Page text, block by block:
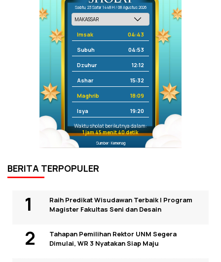
Sabtu, 23 Safar 1448 H / 08 Agustus 2026
Imsak 04:43
Subuh 04:53
Dzuhur 12:12
Ashar 15:32
Maghrib 18:09
Isya 19:20
Waktu sholat berikutnya dalam:
1 jam 45 menit 40 detik
Sumber: Kemenag
BERITA TERPOPULER
Raih Predikat Wisudawan Terbaik I Program
Magister Fakultas Seni dan Desain
Tahapan Pemilihan Rektor UNM Segera
Dimulai, WR 3 Nyatakan Siap Maju